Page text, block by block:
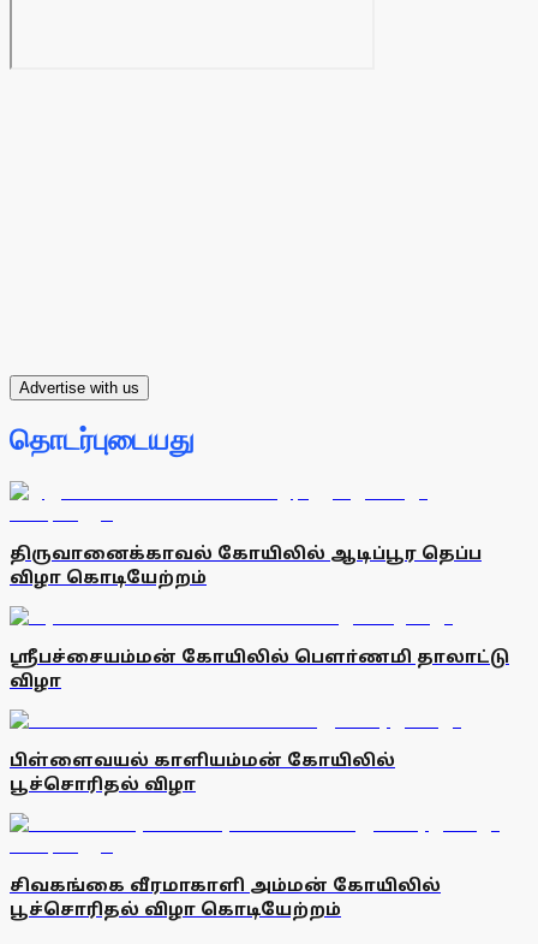
Advertise with us
தொடர்புடையது
திருவானைக்காவல் கோயிலில் ஆடிப்பூர தெப்ப
விழா கொடியேற்றம்
ஸ்ரீபச்சையம்மன் கோயிலில் பௌா்ணமி தாலாட்டு
விழா
பிள்ளைவயல் காளியம்மன் கோயிலில்
பூச்சொரிதல் விழா
சிவகங்கை வீரமாகாளி அம்மன் கோயிலில்
பூச்சொரிதல் விழா கொடியேற்றம்